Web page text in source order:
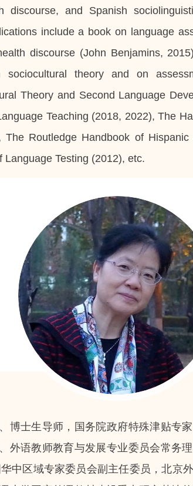
discourse, and Spanish
include a book on language
discourse (John Benjamins,
sociocultural theory and on
Theory and Second Language
Teaching (2018, 2022),The
The Routledge Handbook of Hispanic
Language Testing (2012), etc.
博士生导师，国务院政府特殊津贴专
外语教师教育与发展专业委员会常务
中区域专家委员会副主任委员，北京